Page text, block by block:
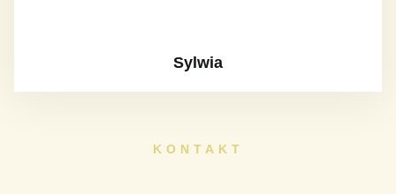
Sylwia
KONTAKT